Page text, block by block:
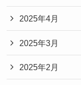
2025年4月
2025年3月
2025年2月